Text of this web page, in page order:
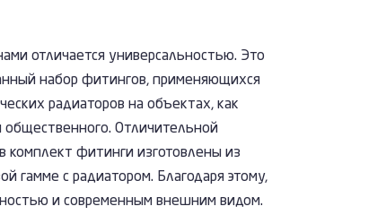
отличается универсальностью. Это
набор фитингов, применяющихся
радиаторов на объектах, как
общественного. Отличительной
комплект фитинги изготовлены из
гамме с радиатором. Благодаря этому,
и современным внешним видом.